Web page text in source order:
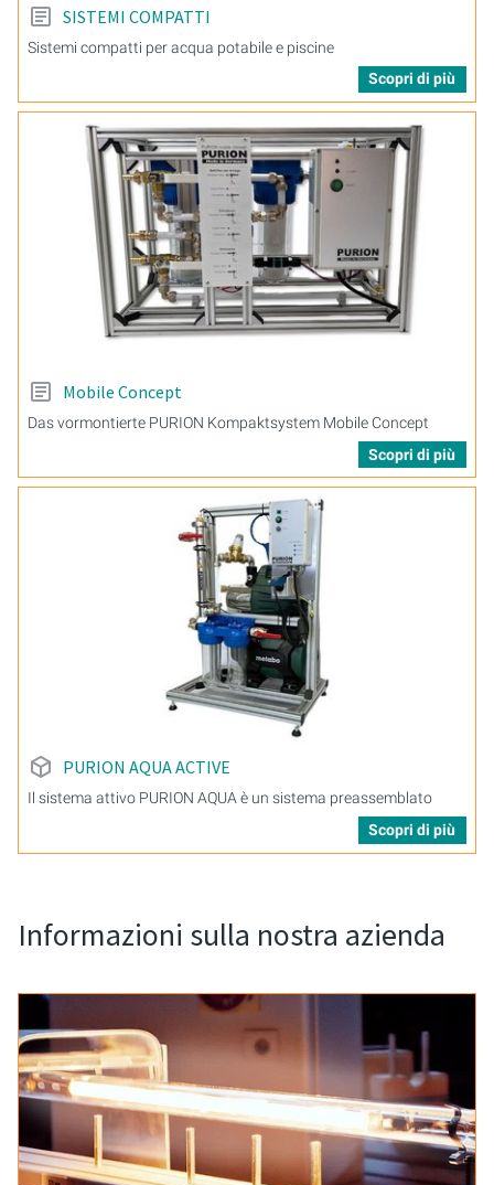
SISTEMI COMPATTI
Sistemi compatti per acqua potabile e piscine
Scopri di più
Mobile Concept
Das vormontierte PURION Kompaktsystem Mobile Concept
Scopri di più
PURION AQUA ACTIVE
Il sistema attivo PURION AQUA è un sistema preassemblato
Scopri di più
Informazioni sulla nostra azienda